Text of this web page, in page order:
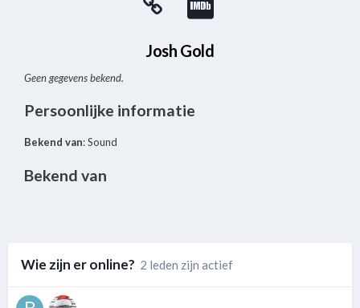
Josh Gold
Geen gegevens bekend.
Persoonlijke informatie
Bekend van: Sound
Bekend van
Wie zijn er online? 2 leden zijn actief